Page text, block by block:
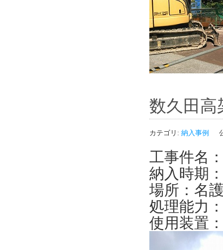
数久田高
カテゴリ: 納入事例
工事件名
納入時期
場所：名
処理能力
使用装置